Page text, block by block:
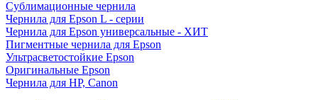
Сублимационные чернила
Чернила для Epson L - серии
Чернила для Epson универсальные - ХИТ
Пигментные чернила для Epson
Ультрасветостойкие Epson
Оригинальные Epson
Чернила для HP, Canon